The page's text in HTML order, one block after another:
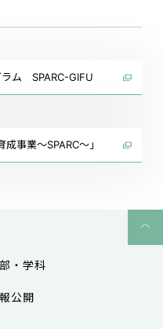
ラム SPARC-GIFU
事業～SPARC～」
・学科
公開